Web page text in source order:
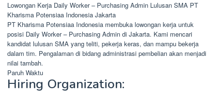
Lowongan Kerja Daily Worker – Purchasing Admin Lulusan SMA PT
Kharisma Potensiaa Indonesia Jakarta
PT Kharisma Potensiaa Indonesia membuka lowongan kerja untuk
posisi Daily Worker – Purchasing Admin di Jakarta. Kami mencari
kandidat lulusan SMA yang teliti, pekerja keras, dan mampu bekerja
dalam tim. Pengalaman di bidang administrasi pembelian akan menjadi
nilai tambah.
Paruh Waktu
Hiring Organization: